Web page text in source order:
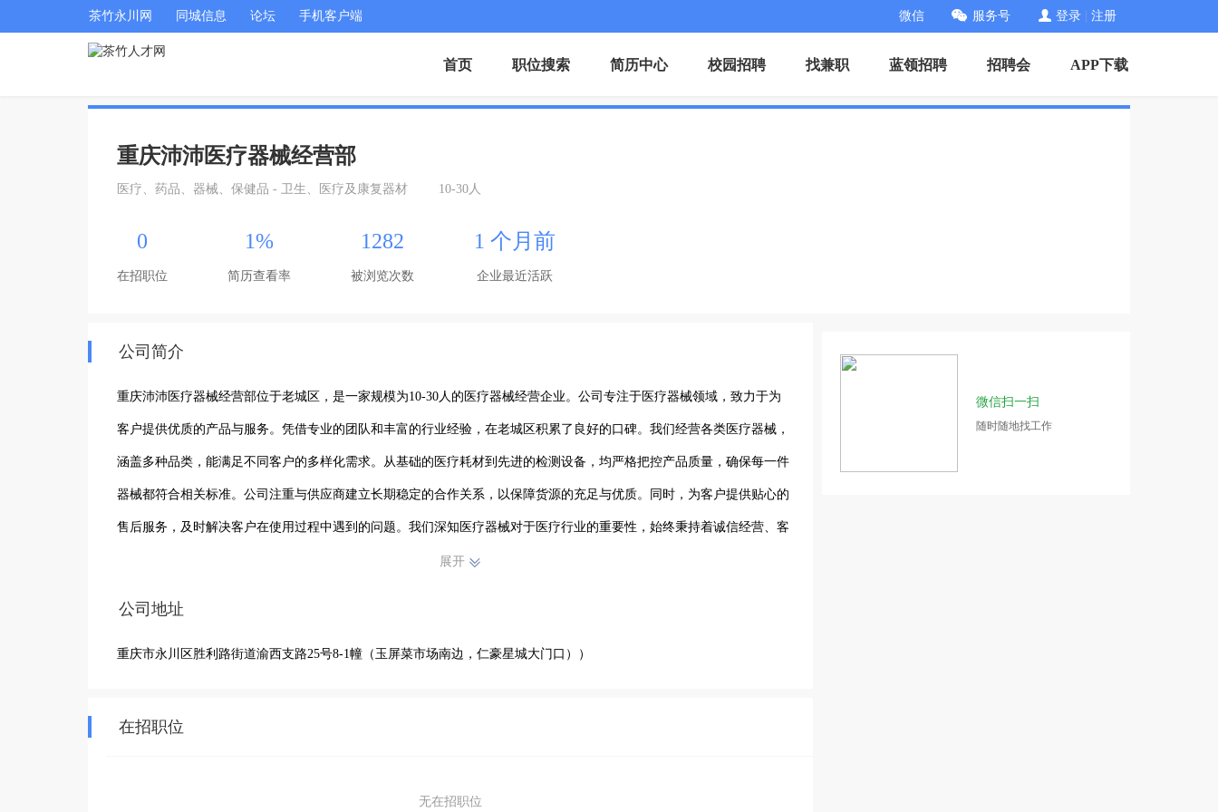
茶竹永川网 同城信息 论坛 手机客户端 微信 服务号 登录 注册
首页 职位搜索 简历中心 校园招聘 找兼职 蓝领招聘 招聘会 APP下载
重庆沛沛医疗器械经营部
医疗、药品、器械、保健品 - 卫生、医疗及康复器材 10-30人
0
在招职位
1%
简历查看率
1282
被浏览次数
1 个月前
企业最近活跃
公司简介
重庆沛沛医疗器械经营部位于老城区，是一家规模为10-30人的医疗器械经营企业。公司专注于医疗器械领域，致力于为
客户提供优质的产品与服务。凭借专业的团队和丰富的行业经验，在老城区积累了良好的口碑。我们经营各类医疗器械，
涵盖多种品类，能满足不同客户的多样化需求。从基础的医疗耗材到先进的检测设备，均严格把控产品质量，确保每一件
器械都符合相关标准。公司注重与供应商建立长期稳定的合作关系，以保障货源的充足与优质。同时，为客户提供贴心的
售后服务，及时解决客户在使用过程中遇到的问题。我们深知医疗器械对于医疗行业的重要性，始终秉持着诚信经营、客
户至上的理念，不断努力提升自身业务水平，为老城区及周边地区的医疗事业贡献力量，助力医疗行业的发展与进步，成
展开
公司地址
重庆市永川区胜利路街道渝西支路25号8-1幢（玉屏菜市场南边，仁豪星城大门口））
在招职位
无在招职位
微信扫一扫
随时随地找工作